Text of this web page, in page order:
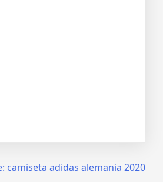
camiseta adidas alemania 2020